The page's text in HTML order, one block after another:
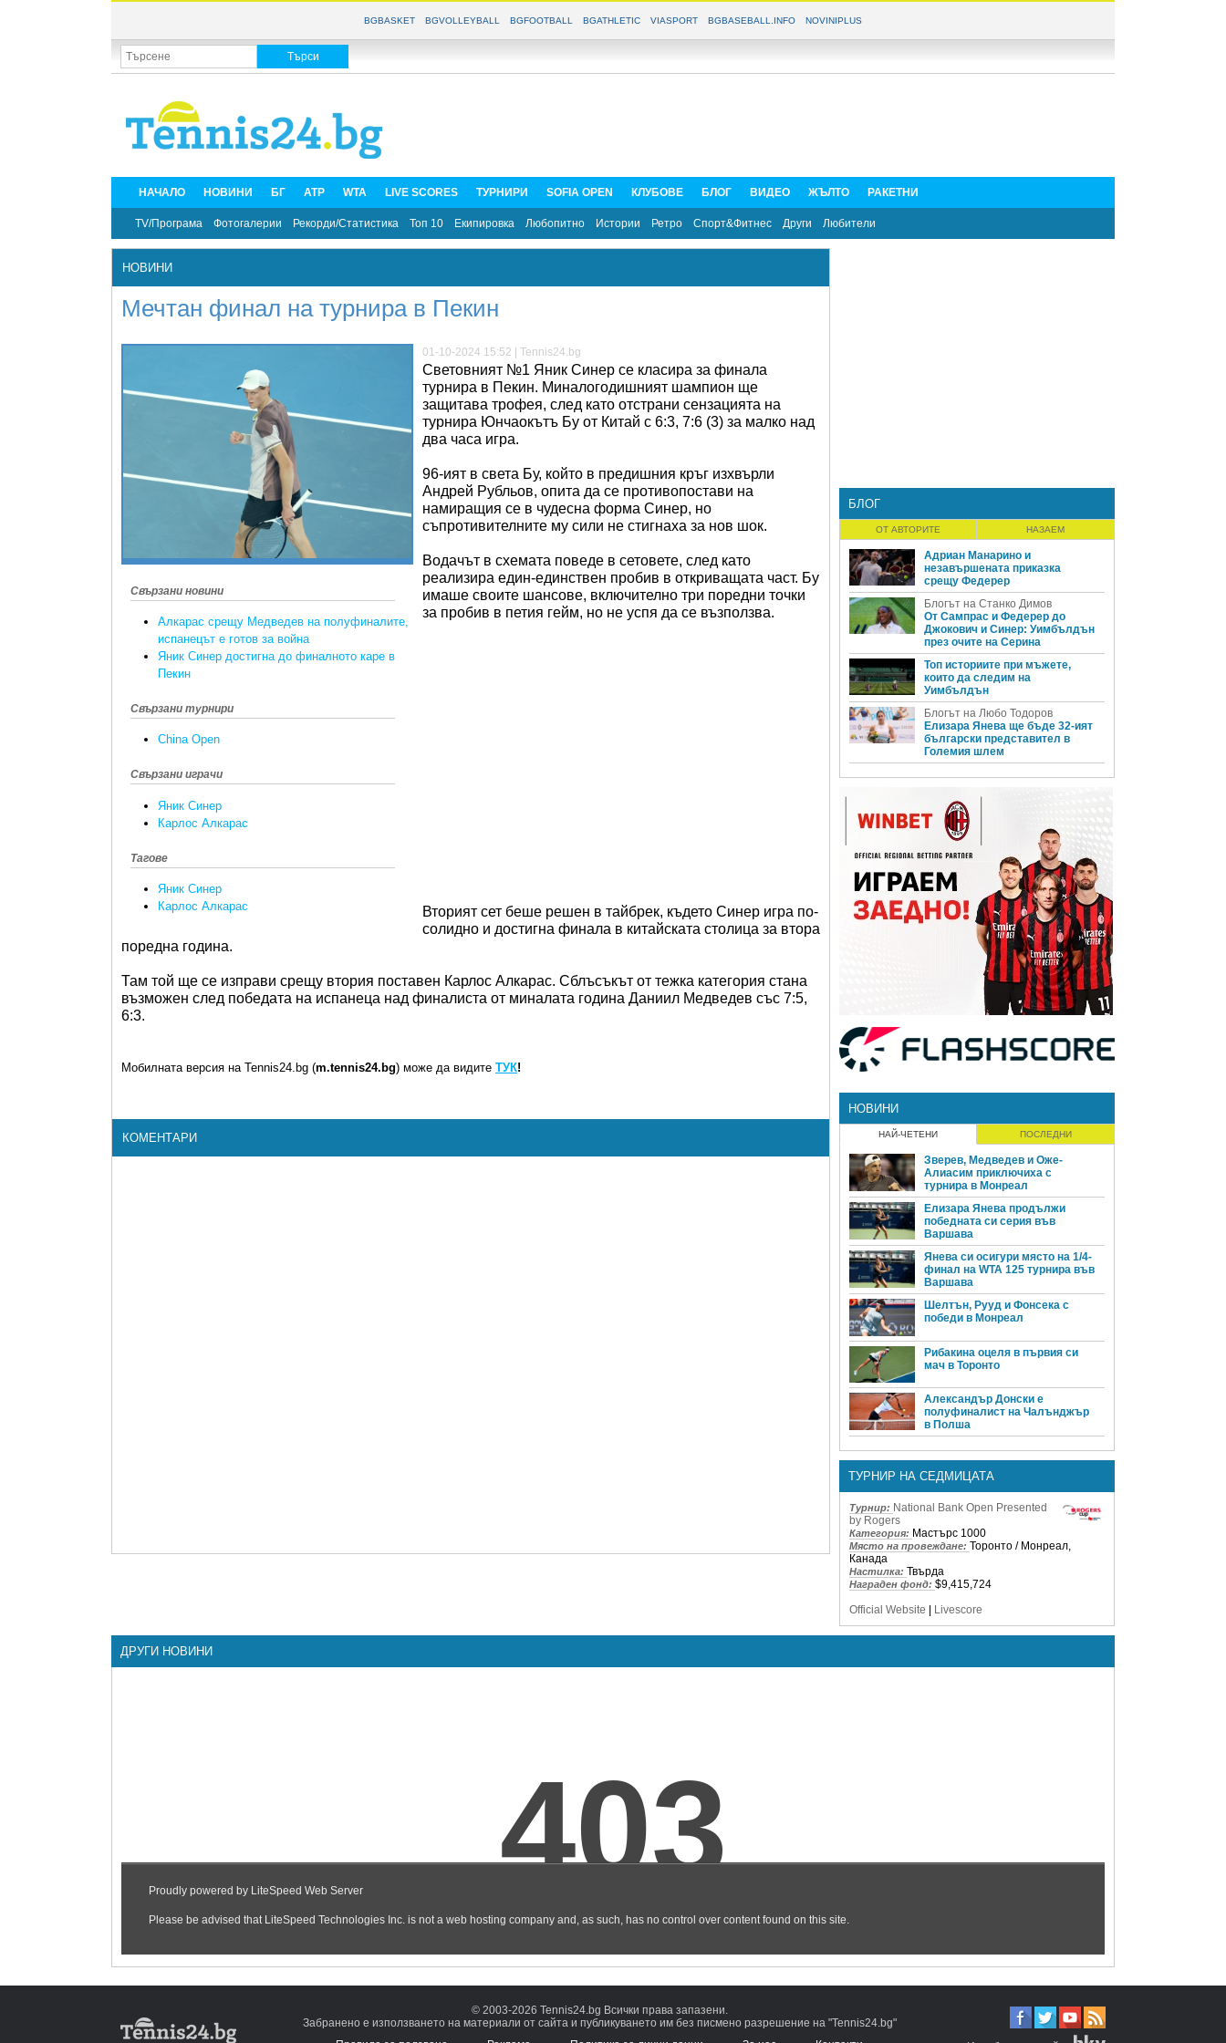
BGBASKET BGVOLLEYBALL BGFOOTBALL BGATHLETIC VIASPORT BGBASEBALL.INFO NOVINIPLUS
НАЧАЛО НОВИНИ БГ ATP WTA LIVE SCORES ТУРНИРИ SOFIA OPEN КЛУБОВЕ БЛОГ ВИДЕО ЖЪЛТО РАКЕТНИ
TV/Програма Фотогалерии Рекорди/Статистика Топ 10 Екипировка Любопитно Истории Ретро Спорт&Фитнес Други Любители
НОВИНИ
Мечтан финал на турнира в Пекин
Свързани новини
Алкарас срещу Медведев на полуфиналите,
испанецът е готов за война
Яник Синер достигна до финалното каре в
Пекин
Свързани турнири
China Open
Свързани играчи
Яник Синер
Карлос Алкарас
Тагове
Яник Синер
Карлос Алкарас
01-10-2024 15:52 | Tennis24.bg
Световният №1 Яник Синер се класира за финала
турнира в Пекин. Миналогодишният шампион ще
защитава трофея, след като отстрани сензацията на
турнира Юнчаокътъ Бу от Китай с 6:3, 7:6 (3) за малко над
два часа игра.
96-ият в света Бу, който в предишния кръг изхвърли
Андрей Рубльов, опита да се противопостави на
намиращия се в чудесна форма Синер, но
съпротивителните му сили не стигнаха за нов шок.
Водачът в схемата поведе в сетовете, след като
реализира един-единствен пробив в откриващата част. Бу
имаше своите шансове, включително три поредни точки
за пробив в петия гейм, но не успя да се възползва.
Вторият сет беше решен в тайбрек, където Синер игра по-
солидно и достигна финала в китайската столица за втора
поредна година.
Там той ще се изправи срещу втория поставен Карлос Алкарас. Сблъсъкът от тежка категория стана
възможен след победата на испанеца над финалиста от миналата година Даниил Медведев със 7:5,
6:3.
Мобилната версия на Tennis24.bg (m.tennis24.bg) може да видите ТУК!
КОМЕНТАРИ
БЛОГ
ОТ АВТОРИТЕ НАЗАЕМ
Адриан Манарино и
незавършената приказка
срещу Федерер
Блогът на Станко Димов
От Сампрас и Федерер до
Джокович и Синер: Уимбълдън
през очите на Серина
Топ историите при мъжете,
които да следим на
Уимбълдън
Блогът на Любо Тодоров
Елизара Янева ще бъде 32-ият
български представител в
Големия шлем
НОВИНИ
НАЙ-ЧЕТЕНИ ПОСЛЕДНИ
Зверев, Медведев и Оже-
Алиасим приключиха с
турнира в Монреал
Елизара Янева продължи
победната си серия във
Варшава
Янева си осигури място на 1/4-
финал на WTA 125 турнира във
Варшава
Шелтън, Рууд и Фонсека с
победи в Монреал
Рибакина оцеля в първия си
мач в Торонто
Александър Донски е
полуфиналист на Чалънджър
в Полша
ТУРНИР НА СЕДМИЦАТА
Турнир: National Bank Open Presented
by Rogers
Категория: Мастърс 1000
Място на провеждане: Торонто / Монреал,
Канада
Настилка: Твърда
Награден фонд: $9,415,724
Official Website
Livescore
ДРУГИ НОВИНИ
© 2003-2026 Tennis24.bg Всички права запазени.
Забранено е използването на материали от сайта и публикуването им без писмено разрешение на "Tennis24.bg"